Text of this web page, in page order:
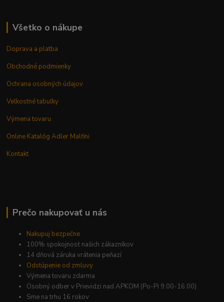
Všetko o nákupe
Doprava a platba
Obchodné podmienky
Ochrana osobných údajov
Veľkostné tabuľky
Výmena tovaru
Online Katalóg Adler Malfini
Kontakt
Prečo nakupovať u nás
Nakupuj bezpečne
100% spokojnosť našich zákazníkov
14 dňová záruka vrátenia peňazí
Odstúpenie od zmluvy
Výmena tovaru zdarma
Osobný odber v Prievidzi nad APKOM (Po-Pi 9.00-16.00)
Sme na trhu 16 rokov